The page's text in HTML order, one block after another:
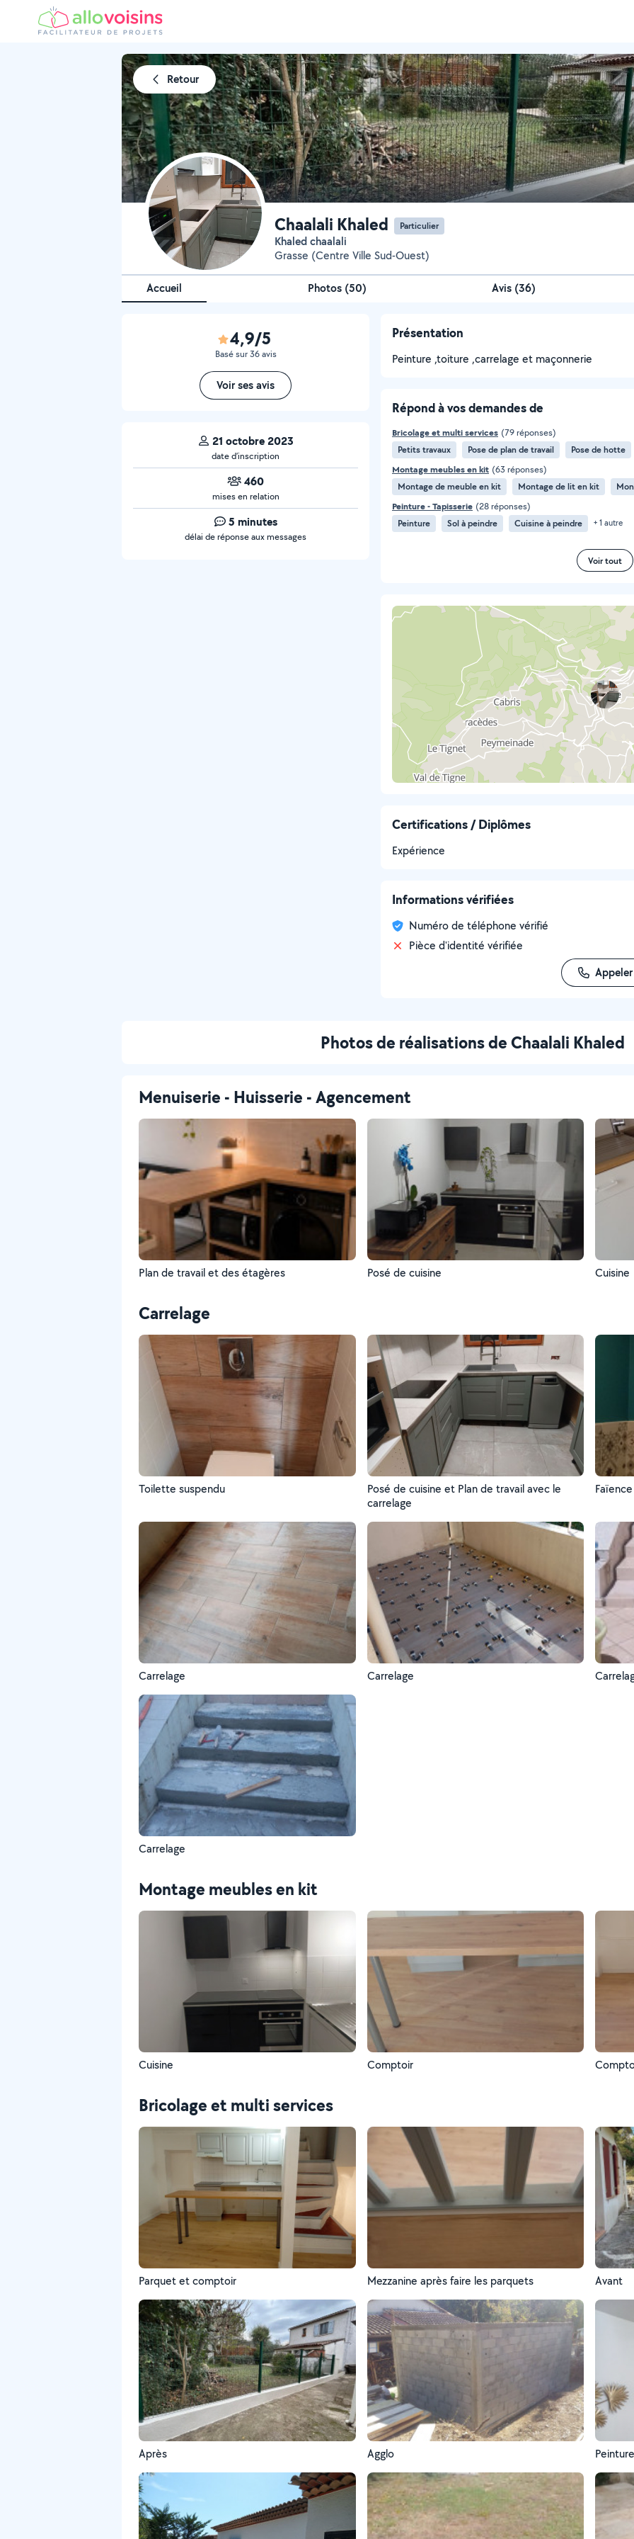
Retour
Chaalali Khaled Particulier
Khaled chaalali
Grasse (Centre Ville Sud-Ouest)
Accueil Photos (50) Avis (36)
4,9/5
Basé sur 36 avis
Voir ses avis
21 octobre 2023
date d’inscription
460
mises en relation
5 minutes
délai de réponse aux messages
Présentation
Peinture ,toiture ,carrelage et maçonnerie
Répond à vos demandes de
Bricolage et multi services (79 réponses)
Petits travaux
Pose de plan de travail
Pose de hotte
Montage meubles en kit (63 réponses)
Montage de meuble en kit
Montage de lit en kit
Peinture - Tapisserie (28 réponses)
Peinture
Sol à peindre Cuisine à peindre + 1 autre
Voir tout
Certifications / Diplômes
Expérience
Informations vérifiées
Numéro de téléphone vérifié
Pièce d'identité vérifiée
Appeler
Photos de réalisations de Chaalali Khaled
Menuiserie - Huisserie - Agencement
Plan de travail et des étagères Posé de cuisine Cuisine
Carrelage
Toilette suspendu
Posé de cuisine et Plan de travail avec le
carrelage
Carrelage Carrelage
Carrelage
Montage meubles en kit
Cuisine Comptoir
Bricolage et multi services
Parquet et comptoir Mezzanine après faire les parquets Avant
Après Agglo